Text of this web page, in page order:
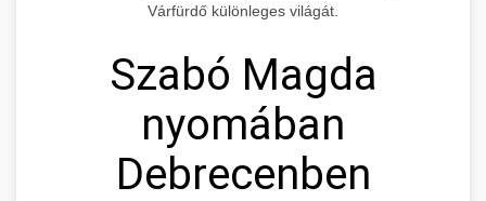
Várfürdő különleges világát.
Szabó Magda
nyomában
Debrecenben